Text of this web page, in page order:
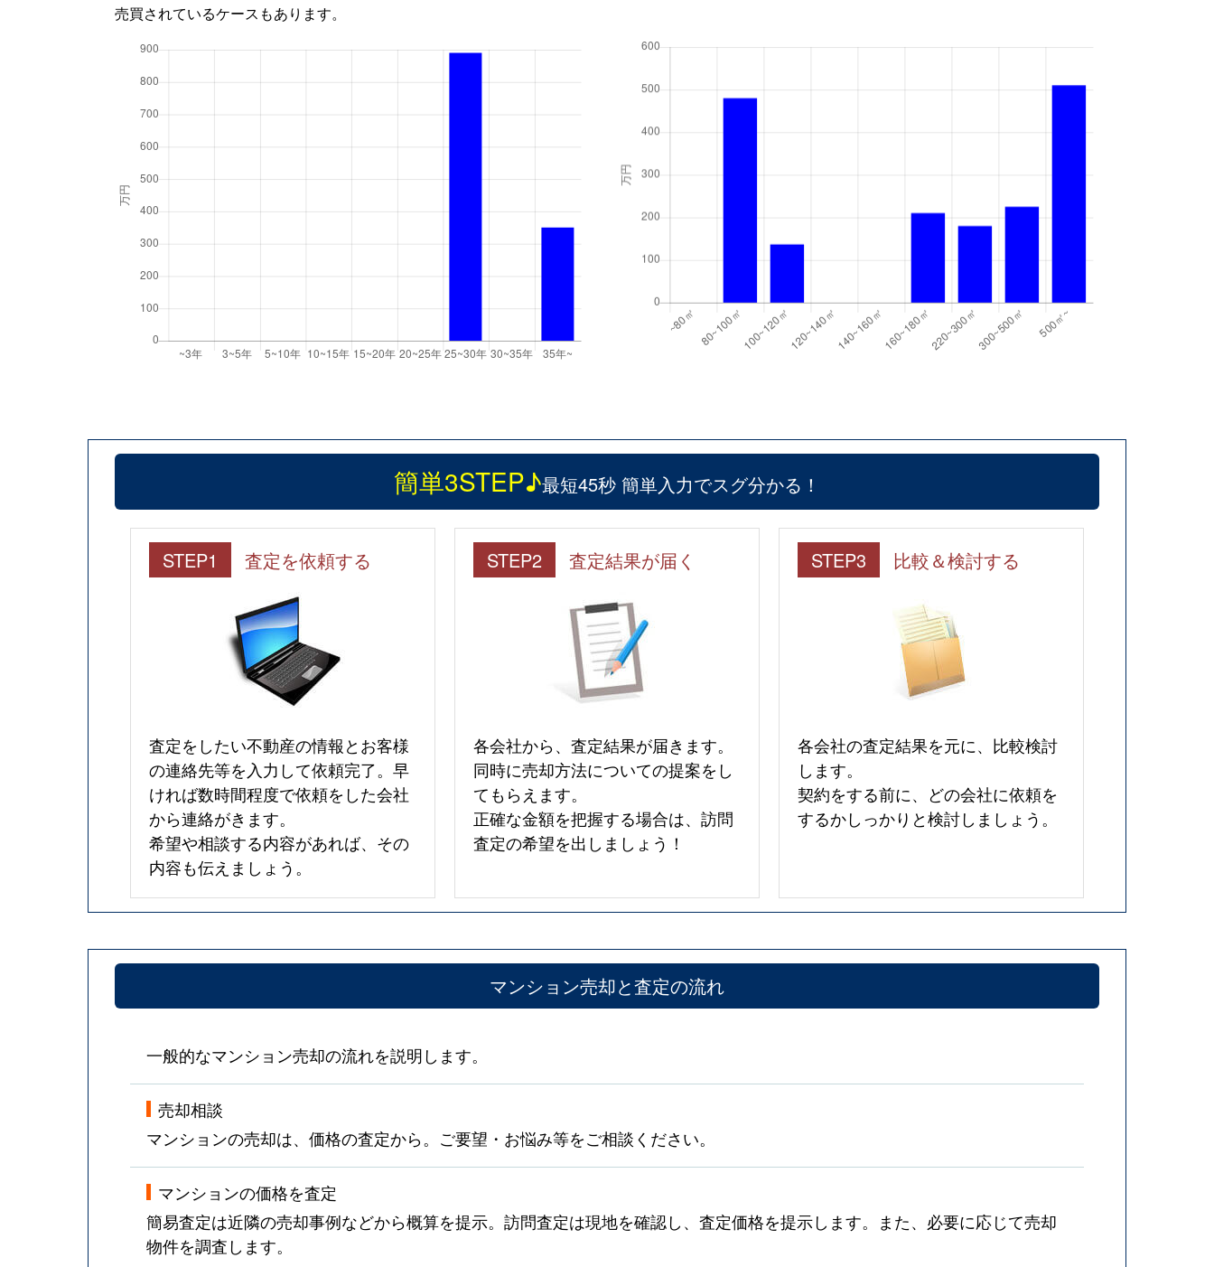
売買されているケースもあります。
簡単3STEP♪最短45秒 簡単入力でスグ分かる！
STEP1 査定を依頼する
査定をしたい不動産の情報とお客様
の連絡先等を入力して依頼完了。早
ければ数時間程度で依頼をした会社
から連絡がきます。
希望や相談する内容があれば、その
内容も伝えましょう。
STEP2 査定結果が届く
各会社から、査定結果が届きます。
同時に売却方法についての提案をし
てもらえます。
正確な金額を把握する場合は、訪問
査定の希望を出しましょう！
STEP3 比較＆検討する
各会社の査定結果を元に、比較検討
します。
契約をする前に、どの会社に依頼を
するかしっかりと検討しましょう。
マンション売却と査定の流れ
一般的なマンション売却の流れを説明します。
売却相談
マンションの売却は、価格の査定から。ご要望・お悩み等をご相談ください。
マンションの価格を査定
簡易査定は近隣の売却事例などから概算を提示。訪問査定は現地を確認し、査定価格を提示します。また、必要に応じて売却
物件を調査します。